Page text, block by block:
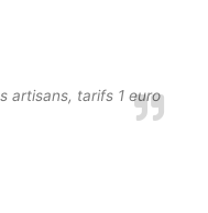
artisans, tarifs 1 euro